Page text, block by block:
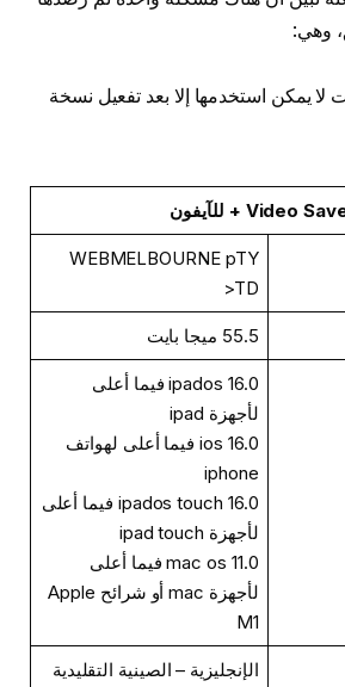
وهي:
لا يمكن استخدمها إلا بعد تفعيل نسخة
WEBMELBOURNE pTY
>TD
55.5 ميجا بايت
ipados 16.0 فيما أعلى
لأجهزة ipad
ios 16.0 فيما أعلى لهواتف
iphone
ipados touch 16.0 فيما أعلى
لأجهزة ipad touch
mac os 11.0 فيما أعلى
لأجهزة mac أو شرائح Apple
M1
الإنجليزية – الصينية التقليدية